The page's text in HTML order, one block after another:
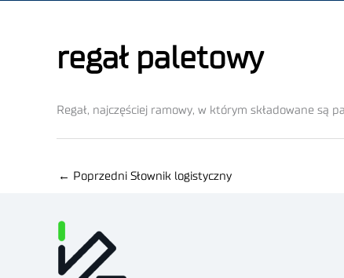
regał paletowy
Regał, najczęściej ramowy, w którym składowane są
← Poprzedni Słownik logistyczny